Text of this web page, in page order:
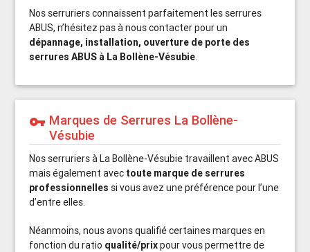
Nos serruriers connaissent parfaitement les serrures
ABUS, n’hésitez pas à nous contacter pour un
dépannage, installation, ouverture de porte des
serrures ABUS à La Bollène-Vésubie.
vpn_key Marques de Serrures La Bollène-
Vésubie
Nos serruriers à La Bollène-Vésubie travaillent avec ABUS
mais également avec toute marque de serrures
professionnelles si vous avez une préférence pour l’une
d’entre elles.
Néanmoins, nous avons qualifié certaines marques en
fonction du ratio qualité/prixpour vous permettre de